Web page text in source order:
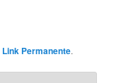
Link Permanente.